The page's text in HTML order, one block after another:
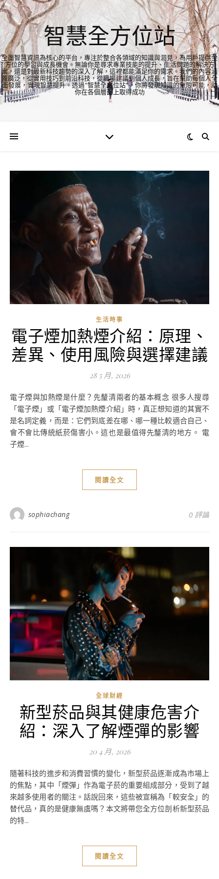
智慧全方位站
全面智慧資訊為核心的平台，專注於整合各領域的知識與洞見，為用戶提供全
方位的學習與成長機會。無論你是尋求專業技能的提升、生活問題的解決方
案，還是對最新科技趨勢的深入了解，這裡都能滿足你的需求。我們的內容涵
蓋廣泛，從實用技巧到前沿科技，從職場建議到個人成長，旨在幫助每個人全
面發展，實現智慧提升。透過"智慧全方位站"，你將發現知識的無限可能，助
你在各個層面上取得成功
生活時事
電子煙加熱煙介紹：原理、
差異、使用風險與選擇建議
28 5 月, 2026
電子煙與加熱煙是什麼？先釐清兩者的基本概念 很多人搜尋
「電子煙」或「電子煙加熱煙介紹」時，真正想知道的其實不
是名詞定義，而是：它們到底差在哪、哪一種比較適合自己、
會不會比傳統紙菸傷害小。這也是最值得先釐清的地方。 電
子煙...
閱讀全文
sophiachang 0 評論
全球財經
新型菸品與其健康危害介
紹：深入了解煙彈的影響
20 4 月, 2026
隨著科技的進步和消費習慣的變化，新型菸品逐漸成為市場上
的焦點，其中「煙彈」作為電子菸的重要組成部分，受到了越
來越多使用者的關注。話說回來，這些被宣稱為「較安全」的
替代品，真的是健康無虞嗎？本文將帶您全方位剖析新型菸品
的特...
閱讀全文